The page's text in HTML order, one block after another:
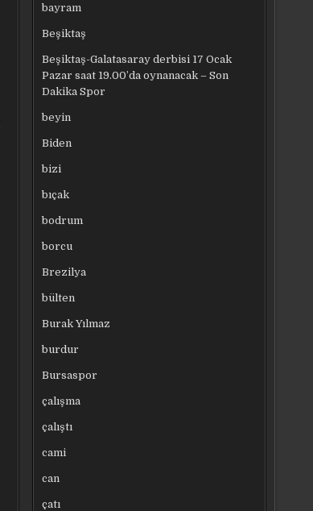
bayram
Beşiktaş
Beşiktaş-Galatasaray derbisi 17 Ocak
Pazar saat 19.00’da oynanacak – Son
Dakika Spor
beyin
Biden
bizi
bıçak
bodrum
borcu
Brezilya
bülten
Burak Yılmaz
burdur
Bursaspor
çalışma
çalıştı
cami
can
çatı